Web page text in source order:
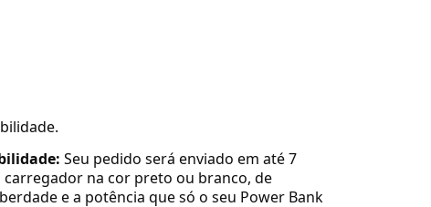
Seu pedido será enviado em até 7
na cor preto ou branco, de
e a potência que só o seu Power Bank